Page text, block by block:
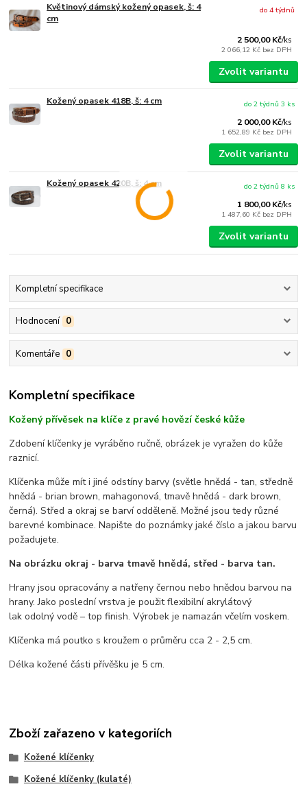
Květinový dámský kožený opasek, š: 4
cm
2 500,00 Kč/ks
2 066,12 Kč bez DPH
do 4 týdnů
Zvolit variantu
Kožený opasek 418B, š: 4 cm
2 000,00 Kč/ks
1 652,89 Kč bez DPH
do 2 týdnů 3 ks
Zvolit variantu
Kožený opasek 420B, š: 4 cm
1 800,00 Kč/ks
1 487,60 Kč bez DPH
do 2 týdnů 8 ks
Zvolit variantu
Kompletní specifikace
Hodnocení 0
Komentáře 0
Kompletní specifikace
Kožený přívěsek na klíče z pravé hovězí české kůže
Zdobení klíčenky je vyráběno ručně, obrázek je vyražen do kůže
raznicí.
Klíčenka může mít i jiné odstíny barvy (světle hnědá - tan, středně
hnědá - brian brown, mahagonová, tmavě hnědá - dark brown,
černá). Střed a okraj se barví odděleně. Možné jsou tedy různé
barevné kombinace. Napište do poznámky jaké číslo a jakou barvu
požadujete.
Na obrázku okraj - barva tmavě hnědá, střed - barva tan.
Hrany jsou opracovány a natřeny černou nebo hnědou barvou na
hrany. Jako poslední vrstva je použit flexibilní akrylátový
lak odolný vodě – top finish. Výrobek je namazán včelím voskem.
Klíčenka má poutko s kroužem o průměru cca 2 - 2,5 cm.
Délka kožené části přívěšku je 5 cm.
Zboží zařazeno v kategoriích
Kožené klíčenky
Kožené klíčenky (kulaté)